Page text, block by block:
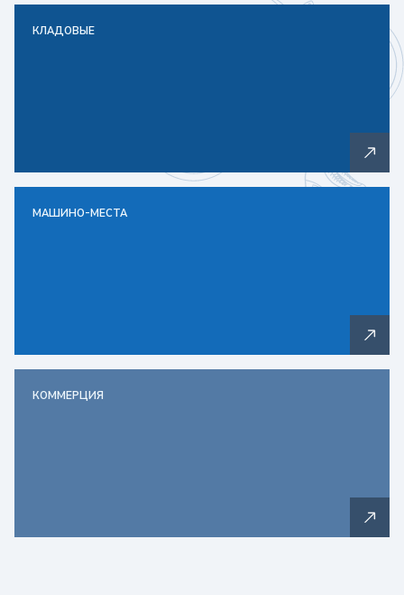
КЛАДОВЫЕ
МАШИНО-МЕСТА
КОММЕРЦИЯ